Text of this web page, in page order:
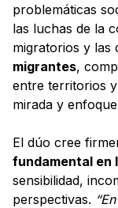
problemáticas
las luchas de la
migratorios y las
migrantes,
entre territorios
mirada y
El dúo cree
fundamental en
sensibilidad,
perspectivas.